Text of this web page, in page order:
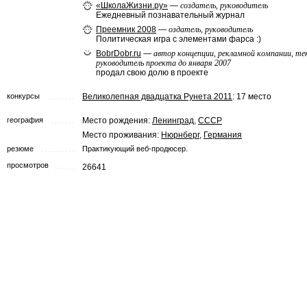
«ШколаЖизни.ру» — создатель, руководитель
Ежедневный познавательный журнал
Преемник 2008 — оздатель, руководитель
Политическая игра с элементами фарса :)
BobrDobr.ru — автор концепции, рекламной компании,
руководитель проекта до января 2007
продал свою долю в проекте
конкурсы Великолепная двадцатка Рунета 2011: 17 место
география Место рождения: Ленинград, СССР
Место проживания: Нюрнберг, Германия
резюме
Практикующий веб-продюсер.
просмотров
26641